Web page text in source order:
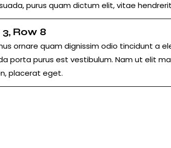
purus quam dictum elit, vitae
Row 8
ornare quam dignissim odio tincidunt a
porta purus est vestibulum. Nam ut elit
placerat eget.